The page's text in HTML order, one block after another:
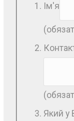
Ім'я
Який у